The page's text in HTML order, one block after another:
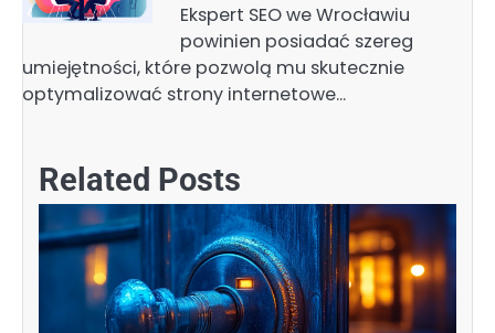
Ekspert SEO we Wrocławiu
powinien posiadać szereg
umiejętności, które pozwolą mu skutecznie
optymalizować strony internetowe…
Related Posts